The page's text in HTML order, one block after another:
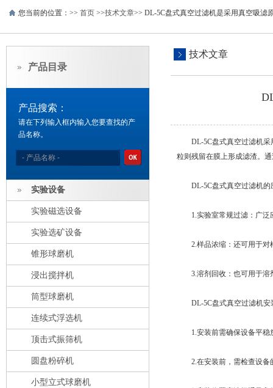
您当前的位置：>> 首页 >>技术文章>> DL-5C盘式真空过滤机是采用真空吸滤
产品目录
产品搜索：
请在下列输入框内输入您要查找的产
品名称。
实验设备
实验磁选设备
实验选矿设备
锥形球磨机
浸出搅拌机
筒型球磨机
连续式浮选机
顶击式振筛机
圆盘粉碎机
小型立式球磨机
技术文章
DL-5C盘式真空过滤机采
粒则残留在膜上形成滤渣。
DL-5C盘式真空过滤机的
1.实验室常规过滤：广泛
2.样品浓缩：还可用于对
3.溶剂回收：也可用于溶
DL-5C盘式真空过滤机安
1.安装前需确保设备平稳
2.在安装前，需检查设备